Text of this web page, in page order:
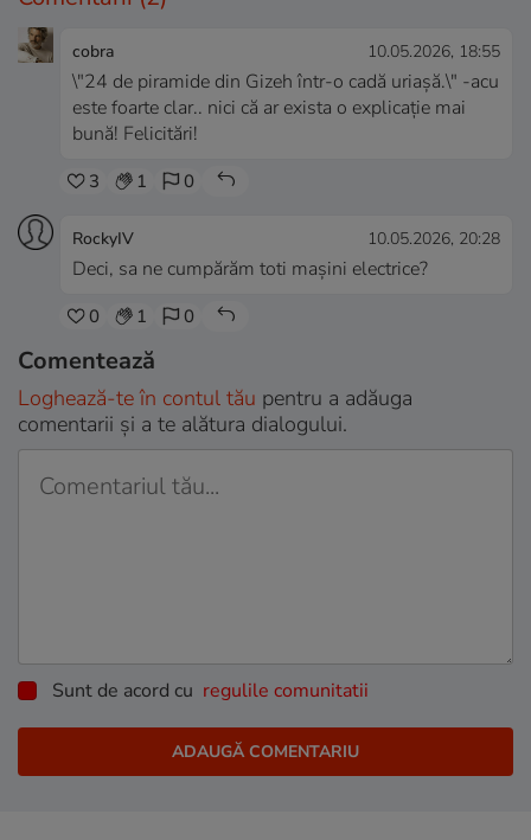
cobra 10.05.2026, 18:55
\"24 de piramide din Gizeh într-o cadă uriașă.\" -acu
este foarte clar.. nici că ar exista o explicație mai
bună! Felicitări!
3 1 0
RockyIV 10.05.2026, 20:28
Deci, sa ne cumpărăm toti mașini electrice?
0 1 0
Comentează
Loghează-te în contul tău pentru a adăuga
comentarii și a te alătura dialogului.
Sunt de acord cu regulile comunitatii